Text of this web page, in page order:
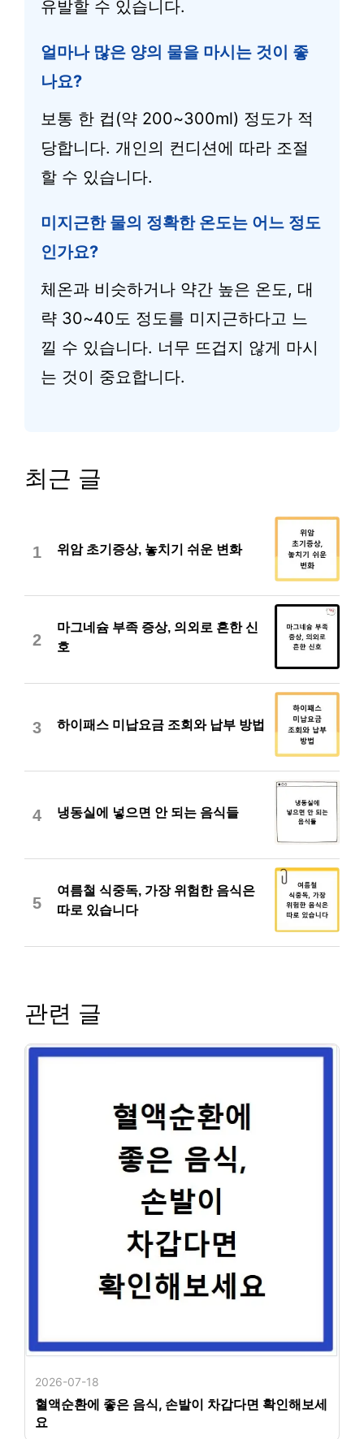
유발할 수 있습니다.
얼마나 많은 양의 물을 마시는 것이 좋
나요?
보통 한 컵(약 200~300ml) 정도가 적
당합니다. 개인의 컨디션에 따라 조절
할 수 있습니다.
미지근한 물의 정확한 온도는 어느 정도
인가요?
체온과 비슷하거나 약간 높은 온도, 대
략 30~40도 정도를 미지근하다고 느
낄 수 있습니다. 너무 뜨겁지 않게 마시
는 것이 중요합니다.
최근 글
1 위암 초기증상, 놓치기 쉬운 변화
2
마그네슘 부족 증상, 의외로 흔한 신
호
3 하이패스 미납요금 조회와 납부 방법
4 냉동실에 넣으면 안 되는 음식들
5
여름철 식중독, 가장 위험한 음식은
따로 있습니다
관련 글
2026-07-18
혈액순환에 좋은 음식, 손발이 차갑다면 확인해보세
요